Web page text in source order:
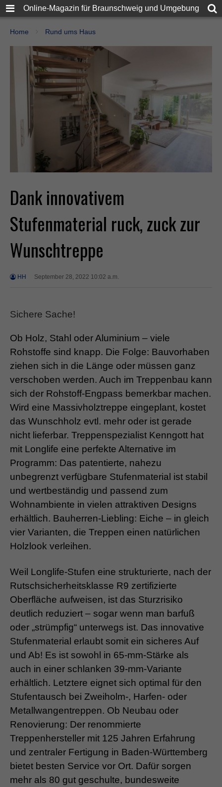
Online-Magazin für Braunschweig und Umgebung
Home Rund ums Haus
Dank innovativem
Stufenmaterial ruck, zuck zur
Wunschtreppe
HH September 28, 2022 10:02 a.m.
Sichere Sache!
Ob Holz, Stahl oder Aluminium – viele
Rohstoffe sind knapp. Die Folge: Bauvorhaben
ziehen sich in die Länge oder müssen ganz
verschoben werden. Auch im Treppenbau kann
sich der Rohstoff-Engpass bemerkbar machen.
Wird eine Massivholztreppe eingeplant, kostet
das Wunschholz evtl. mehr oder ist gerade
nicht lieferbar. Treppenspezialist Kenngott hat
mit Longlife eine perfekte Alternative im
Programm: Das patentierte, nahezu
unbegrenzt verfügbare Stufenmaterial ist stabil
und wertbeständig und passend zum
Wohnambiente in vielen attraktiven Designs
erhältlich. Bauherren-Liebling: Eiche – in gleich
vier Varianten, die Treppen einen natürlichen
Holzlook verleihen.
Weil Longlife-Stufen eine strukturierte, nach der
Rutschsicherheitsklasse R9 zertifizierte
Oberfläche aufweisen, ist das Sturzrisiko
deutlich reduziert – sogar wenn man barfuß
oder „strümpfig“ unterwegs ist. Das innovative
Stufenmaterial erlaubt somit ein sicheres Auf
und Ab! Es ist sowohl in 65-mm-Stärke als
auch in einer schlanken 39-mm-Variante
erhältlich. Letztere eignet sich optimal für den
Stufentausch bei Zweiholm-, Harfen- oder
Metallwangentreppen. Ob Neubau oder
Renovierung: Der renommierte
Treppenhersteller mit 125 Jahren Erfahrung
und zentraler Fertigung in Baden-Württemberg
bietet besten Service vor Ort. Dafür sorgen
mehr als 80 gut geschulte, bundesweite